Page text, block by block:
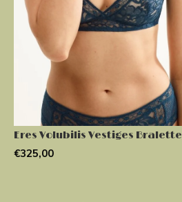
Eres Volubilis Vestiges Bralette
€325,00